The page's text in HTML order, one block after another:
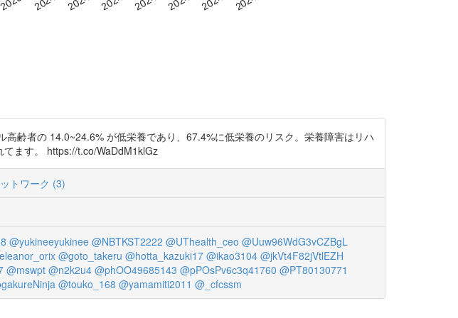
齢者の 14.0~24.6% が低栄養であり、67.4%に低栄養のリスク。栄養障害はリハ
ます。 https://t.co/WaDdM1klGz
トワーク (3)
@yukineeyukinee @NBTKST2222 @UThealth_ceo @Uuw96WdG3vCZBgL
@goto_takeru @hotta_kazuki17 @ikao3104 @jkVt4F82jVtlEZH
@mswpt @n2k2u4 @phOO49685143 @pPOsPv6c3q41760 @PT80130771
@touko_168 @yamamiti2011 @_cfcssm